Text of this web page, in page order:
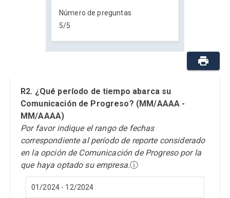
Número de preguntas
5/5
R2. ¿Qué período de tiempo abarca su
Comunicación de Progreso? (MM/AAAA -
MM/AAAA)
Por favor indique el rango de fechas
correspondiente al período de reporte considerado
en la opción de Comunicación de Progreso por la
que haya optado su empresa.ⓘ
01/2024 - 12/2024